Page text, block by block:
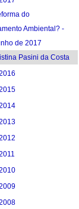
do
Ambiental? -
de 2017
Pasini da Costa